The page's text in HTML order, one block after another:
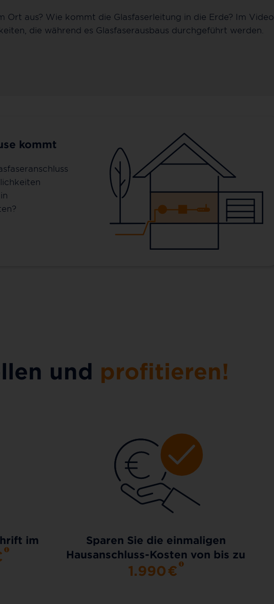
Ort aus? Wie kommt die Glasfaserleitung in die Erde? Im Video
die während es Glasfaserausbaus durchgeführt werden.
kommt
und profitieren!
im
Sparen Sie die einmaligen
Hausanschluss-Kosten von bis zu
1.990€